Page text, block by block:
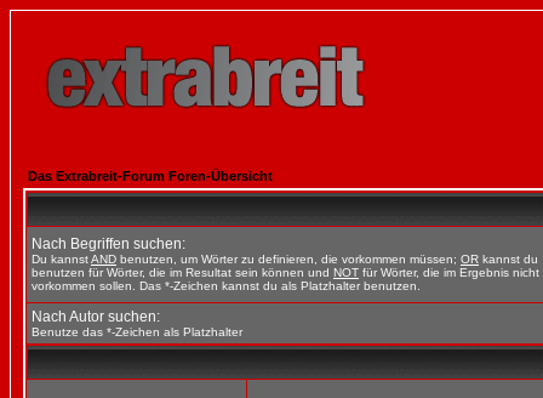
Das Extrabreit-Forum Foren-Übersicht
Nach Begriffen suchen:
Du kannstAND benutzen, um Wörter zu definieren, die vorkommen müssen; OR kannst du
benutzen für Wörter, die im Resultat sein können und NOT für Wörter, die im Ergebnis nicht
vorkommen sollen. Das *-Zeichen kannst du als Platzhalter benutzen.
Nach Autor suchen:
Benutze das *-Zeichen als Platzhalter